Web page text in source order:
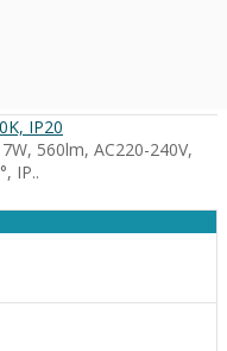
IP20
560lm, AC220-240V,
IP..